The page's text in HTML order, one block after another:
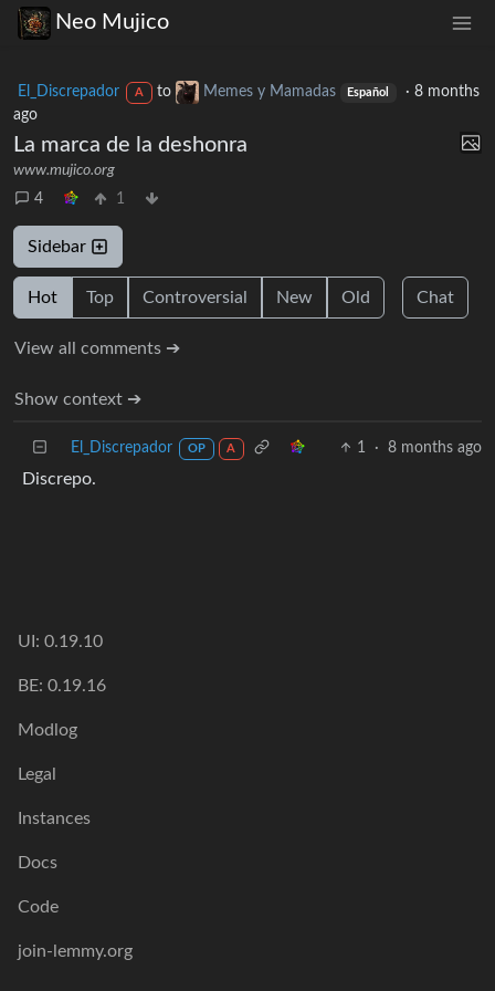
Neo Mujico
El_Discrepador A to Memes y Mamadas Español ·8 months
ago
La marca de la deshonra
www.mujico.org
4
1
Sidebar
Hot Top Controversial New Old Chat
View all comments ➔
Show context ➔
El_Discrepador OP A 1 · 8 months ago
Discrepo.
UI: 0.19.10
BE: 0.19.16
Modlog
Legal
Instances
Docs
Code
join-lemmy.org